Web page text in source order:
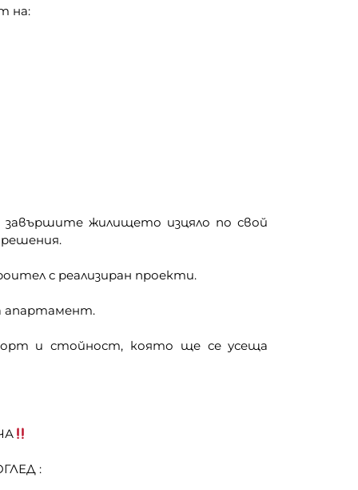
на:
жилището изцяло по свой
решения.
с реализиран проекти.
апартамент.
и стойност, която ще се усеща
: